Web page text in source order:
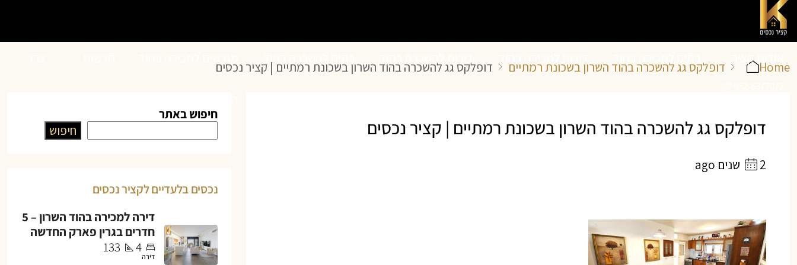
אודות קציר
Home דופלקס גג להשכרה בהוד השרון בשכונת רמתיים דופלקס גג להשכרה בהוד השרון בשכונת רמתיים | קציר נכסים
דופלקס גג להשכרה בהוד השרון בשכונת רמתיים | קציר נכסים
2 שנים ago
חיפוש באתר
חיפוש
נכסים בלעדיים לקציר נכסים
דירה למכירה בהוד השרון – 5
חדרים בגרין פארק החדשה
4
133
דירה